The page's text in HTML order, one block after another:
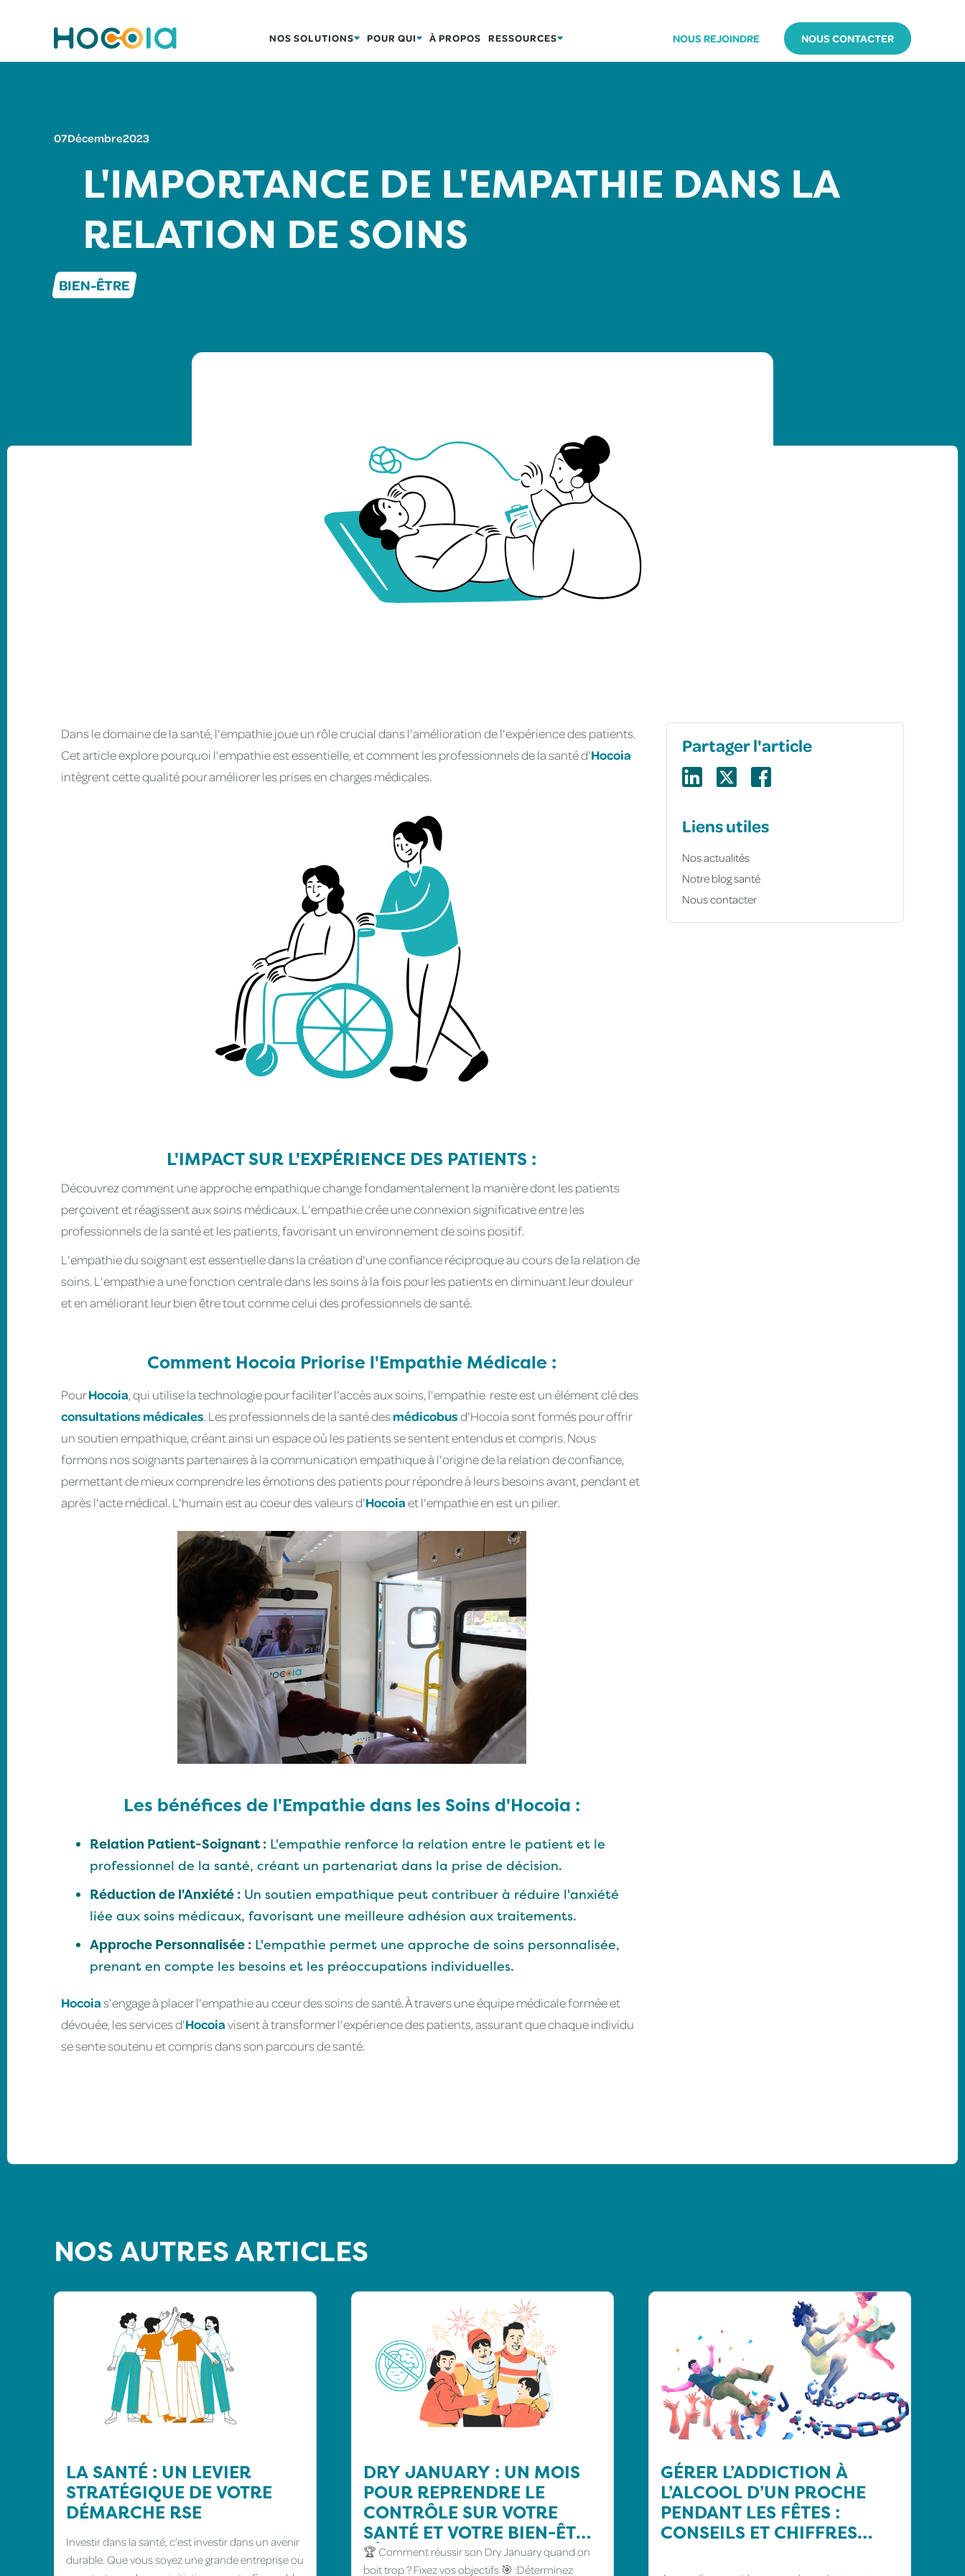
NOS SOLUTIONS POUR QUI À PROPOS RESSOURCES NOUS REJOINDRE NOUS CONTACTER
07Décembre2023
L'IMPORTANCE DE L'EMPATHIE DANS LA
RELATION DE SOINS
BIEN-ÊTRE
Dans le domaine de la santé, l'empathie joue un rôle crucial dans l'amélioration de l'expérience des patients.
Cet article explore pourquoi l'empathie est essentielle, et comment les professionnels de la santé d'Hocoia
intègrent cette qualité pour améliorer les prises en charges médicales.
L'IMPACT SUR L'EXPÉRIENCE DES PATIENTS :
Découvrez comment une approche empathique change fondamentalement la manière dont les patients
perçoivent et réagissent aux soins médicaux. L'empathie crée une connexion significative entre les
professionnels de la santé et les patients, favorisant un environnement de soins positif.
L'empathie du soignant est essentielle dans la création d'une confiance réciproque au cours de la relation de
soins. L'empathie a une fonction centrale dans les soins à la fois pour les patients en diminuant leur douleur
et en améliorant leur bien être tout comme celui des professionnels de santé.
Comment Hocoia Priorise l'Empathie Médicale :
PourHocoia, qui utilise la technologie pour faciliter l'accès aux soins, l'empathie reste est un élément clé des
consultations médicales. Les professionnels de la santé desmédicobusd'Hocoia sont formés pour offrir
un soutien empathique, créant ainsi un espace où les patients se sentent entendus et compris. Nous
formons nos soignants partenaires à la communication empathique à l'origine de la relation de confiance,
permettant de mieux comprendre les émotions des patients pour répondre à leurs besoins avant, pendant et
après l'acte médical. L'humain est au coeur des valeurs d'Hocoiaet l'empathie en est un pilier.
Les bénéfices de l'Empathie dans les Soins d'Hocoia :
Relation Patient-Soignant : L'empathie renforce la relation entre le patient et le
professionnel de la santé, créant un partenariat dans la prise de décision.
Réduction de l'Anxiété : Un soutien empathique peut contribuer à réduire l'anxiété
liée aux soins médicaux, favorisant une meilleure adhésion aux traitements.
Approche Personnalisée : L'empathie permet une approche de soins personnalisée,
prenant en compte les besoins et les préoccupations individuelles.
Hocoias'engage à placer l'empathie au cœur des soins de santé. À travers une équipe médicale formée et
dévouée, les services d'Hocoiavisent à transformer l'expérience des patients, assurant que chaque individu
se sente soutenu et compris dans son parcours de santé.
Partager l'article
Liens utiles
Nos actualités
Notre blog santé
Nous contacter
NOS AUTRES ARTICLES
LA SANTÉ : UN LEVIER
STRATÉGIQUE DE VOTRE
DÉMARCHE RSE
Investir dans la santé, c’est investir dans un avenir
durable. Que vous soyez une grande entreprise ou
DRY JANUARY : UN MOIS
POUR REPRENDRE LE
CONTRÔLE SUR VOTRE
SANTÉ ET VOTRE BIEN-ÊTRE
🍸🚫
🏆 Comment réussir son Dry January quand on
boit trop ? Fixez vos objectifs 🎯 :Déterminez
GÉRER L’ADDICTION À
L’ALCOOL D’UN PROCHE
PENDANT LES FÊTES :
CONSEILS ET CHIFFRES